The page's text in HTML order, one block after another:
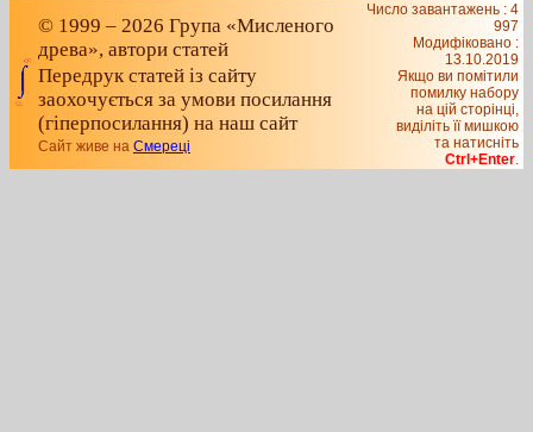
© 1999 – 2026 Група «Мисленого
древа», автори статей
Передрук статей із сайту
заохочується за умови посилання
(гіперпосилання) на наш сайт
Сайт живе на Смереці
Число завантажень : 4
997
Модифіковано :
13.10.2019
Якщо ви помітили
помилку набору
на цiй сторiнцi,
видiлiть її мишкою
та натисніть
Ctrl+Enter.